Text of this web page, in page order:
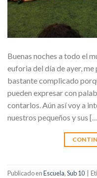
Buenas noches a todo el
euforia del día de ayer,
bastante complicado
pueden expresar con
contarlos. Aún así voy a
nuestros pequeños y sus
Publicado enEscuela,Sub 10